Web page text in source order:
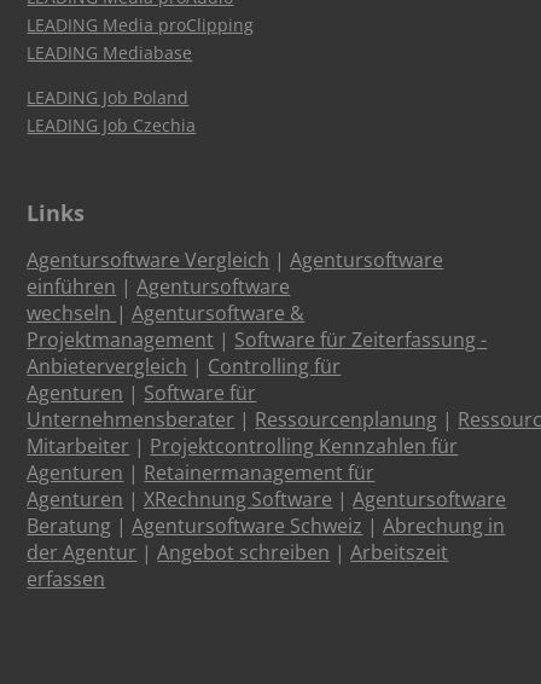
LEADING Media proClipping
LEADING Mediabase
LEADING Job Poland
LEADING Job Czechia
Links
Agentursoftware Vergleich |Agentursoftware
einführen |Agentursoftware
wechseln |Agentursoftware &
Projektmanagement | Software für Zeiterfassung -
Anbietervergleich | Controlling für
Agenturen | Software für
Unternehmensberater | Ressourcenplanung |
Mitarbeiter | Projektcontrolling Kennzahlen für
Agenturen | Retainermanagement für
Agenturen |XRechnung Software |Agentursoftware
Beratung |Agentursoftware Schweiz |Abrechung in
der Agentur |Angebot schreiben |Arbeitszeit
erfassen